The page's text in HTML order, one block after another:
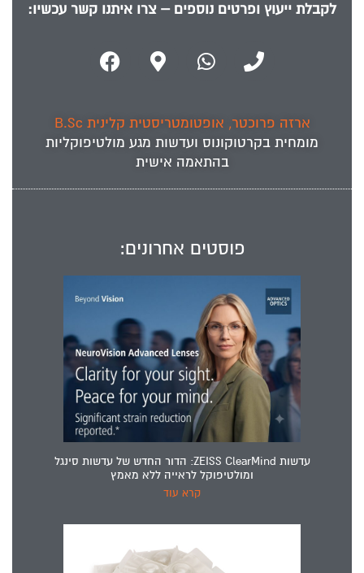
לקבלת ייעוץ ופרטים נוספים – צרו איתנו קשר עכשיו:
ארזה פרוכטר, אופטומטריסטית קלינית B.Sc
מומחית בקרטוקונוס ועדשות מגע מולטיפוקליות
בהתאמה אישית
פוסטים אחרונים:
עדשות ZEISS ClearMind: הדור החדש של עדשות סינגל
ומולטיפוקל לראייה ללא מאמץ
קרא עוד